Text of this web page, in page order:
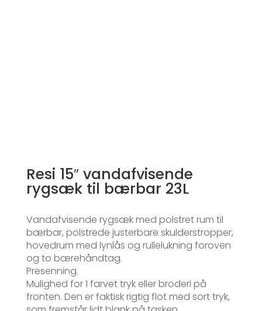
Resi 15″ vandafvisende
rygsæk til bærbar 23L
Vandafvisende rygsæk med polstret rum til
bærbar, polstrede justerbare skulderstropper,
hovedrum med lynlås og rullelukning foroven
og to bærehåndtag.
Presenning.
Mulighed for 1 farvet tryk eller broderi på
fronten. Den er faktisk rigtig flot med sort tryk,